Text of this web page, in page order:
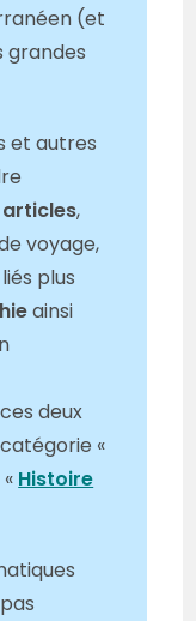
(et
grandes
et autres
articles,
voyage,
liés plus
ainsi
deux
«
Histoire